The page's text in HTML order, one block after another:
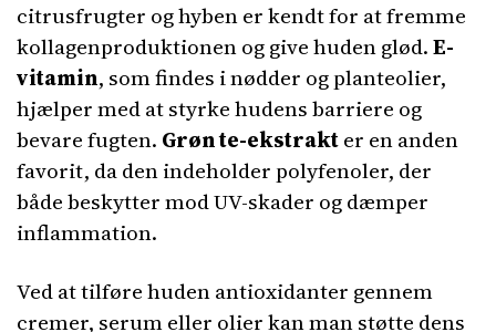
citrusfrugter og hyben er kendt for at fremme
kollagenproduktionen og give huden glød.E-
vitamin, som findes i nødder og planteolier,
hjælper med at styrke hudens barriere og
bevare fugten. Grøn te-ekstrakter en anden
favorit, da den indeholder polyfenoler, der
både beskytter mod UV-skader og dæmper
inflammation.
Ved at tilføre huden antioxidanter gennem
cremer, serum eller olier kan man støtte dens